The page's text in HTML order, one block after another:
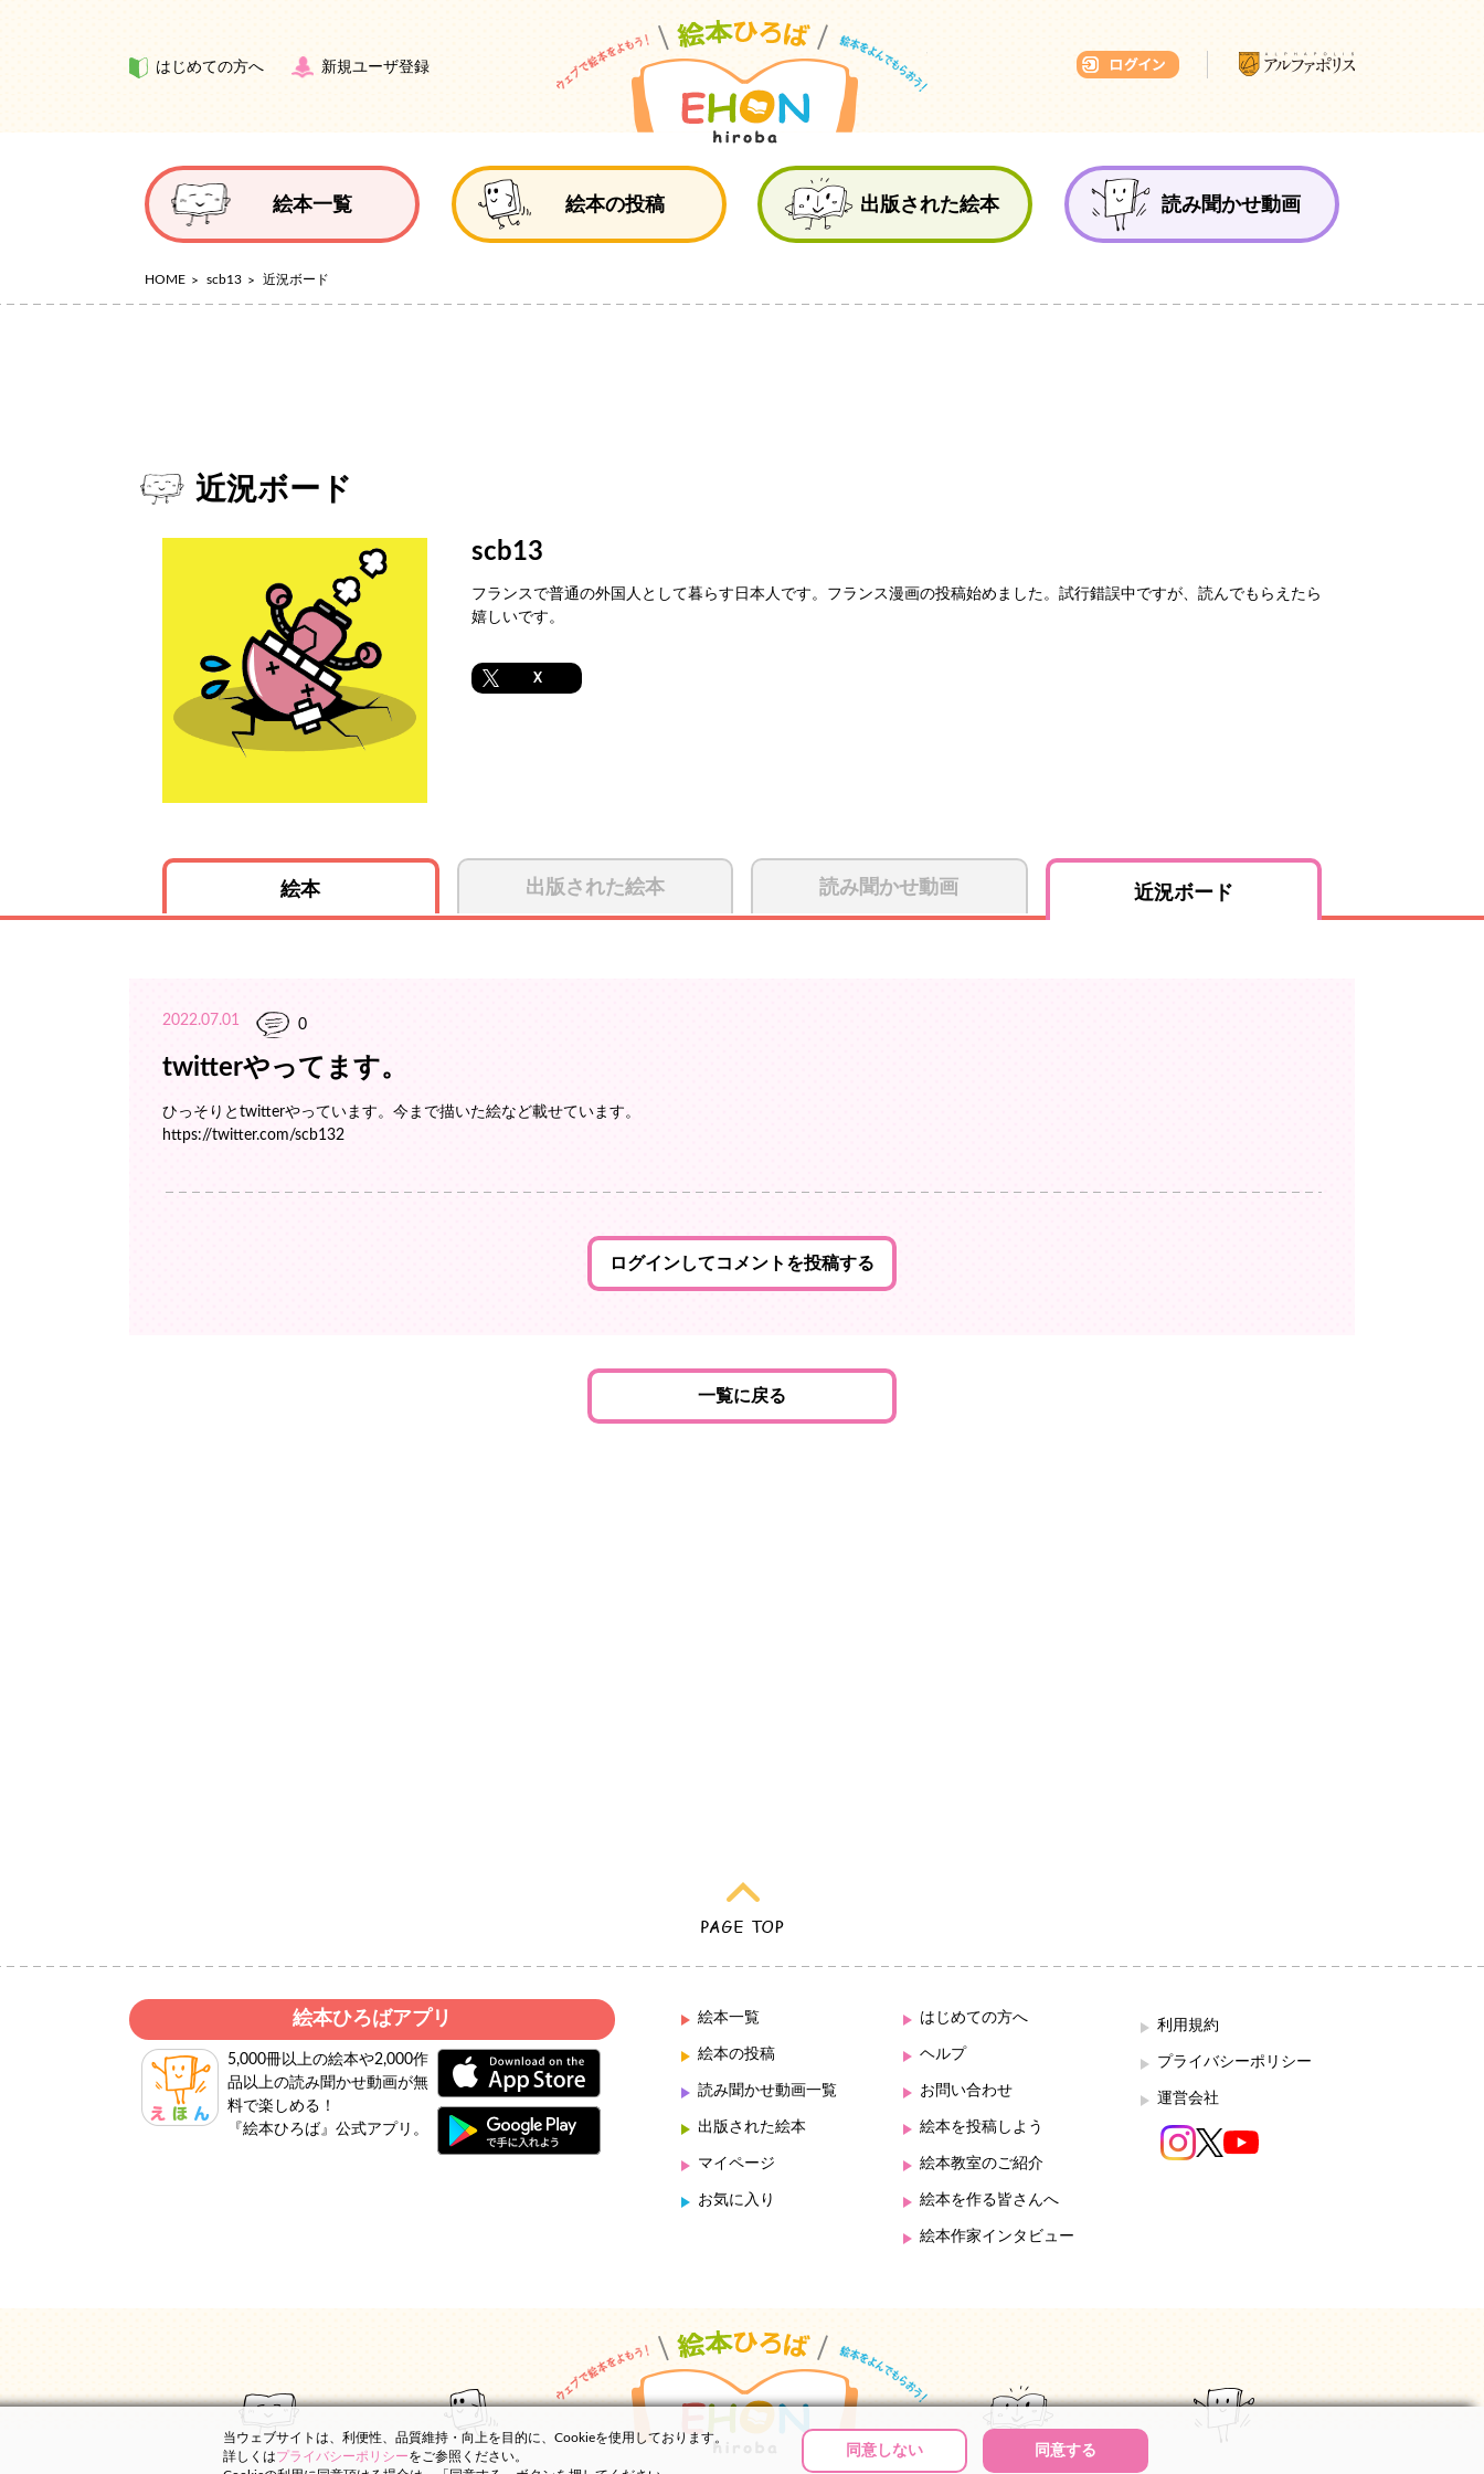
はじめての方へ 新規ユーザ登録
絵本一覧 絵本の投稿 出版された絵本 読み聞かせ動画
HOME scb13 近況ボード
近況ボード
scb13
フランスで普通の外国人として暮らす日本人です。フランス漫画の投稿始めました。試行錯誤中ですが、読んでもらえたら
嬉しいです。
X
絵本 出版された絵本 読み聞かせ動画 近況ボード
2022.07.01 0
twitterやってます。
ひっそりとtwitterやっています。今まで描いた絵など載せています。
https://twitter.com/scb132
ログインしてコメントを投稿する
一覧に戻る
絵本ひろばアプリ
5,000冊以上の絵本や2,000作
品以上の読み聞かせ動画が無
料で楽しめる！
『絵本ひろば』公式アプリ。
絵本一覧
絵本の投稿
読み聞かせ動画一覧
出版された絵本
マイページ
お気に入り
はじめての方へ
ヘルプ
お問い合わせ
絵本を投稿しよう
絵本教室のご紹介
絵本を作る皆さんへ
絵本作家インタビュー
利用規約
プライバシーポリシー
運営会社
当ウェブサイトは、利便性、品質維持・向上を目的に、Cookieを使用しております。
詳しくはプライバシーポリシーをご参照ください。
同意しない 同意する